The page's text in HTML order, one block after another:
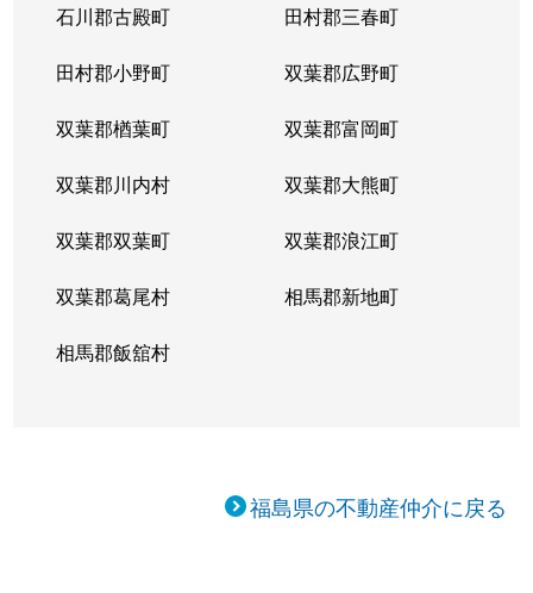
石川郡古殿町 田村郡三春町
田村郡小野町 双葉郡広野町
双葉郡楢葉町 双葉郡富岡町
双葉郡川内村 双葉郡大熊町
双葉郡双葉町 双葉郡浪江町
双葉郡葛尾村 相馬郡新地町
相馬郡飯舘村
福島県の不動産仲介に戻る